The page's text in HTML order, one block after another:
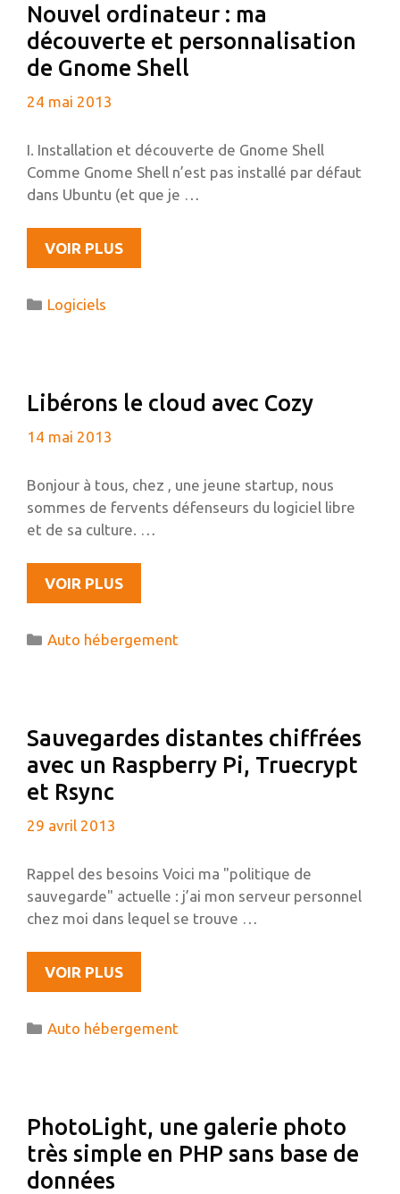
Nouvel ordinateur : ma
découverte et personnalisation
de Gnome Shell
24 mai 2013
I. Installation et découverte de Gnome Shell
Comme Gnome Shell n’est pas installé par défaut
dans Ubuntu (et que je …
VOIR PLUSNOUVEL
ORDINATEUR
DE
Catégories
Logiciels
Libérons le cloud avec Cozy
14 mai 2013
Bonjour à tous, chez , une jeune startup, nous
sommes de fervents défenseurs du logiciel libre
et de sa culture. …
VOIR PLUSLIBÉRONS
LE
AVEC
Catégories
Auto hébergement
Sauvegardes distantes chiffrées
avec un Raspberry Pi, Truecrypt
et Rsync
29 avril 2013
Rappel des besoins Voici ma "politique de
sauvegarde" actuelle : j’ai mon serveur personnel
chez moi dans lequel se trouve …
VOIR PLUSSAUVEGARDES
DISTANTES
AVEC
TRUECRYPT
ET
Catégories
Auto hébergement
PhotoLight, une galerie photo
très simple en PHP sans base de
données